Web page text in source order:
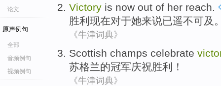
论文
原声例句
全部
音频例句
视频例句
Victory is now out of her reach.
胜利 现在对于她来说已遥不可及
《牛津词典》
Scottish champs celebrate
苏格兰的冠军庆祝胜利 ！
《牛津词典》